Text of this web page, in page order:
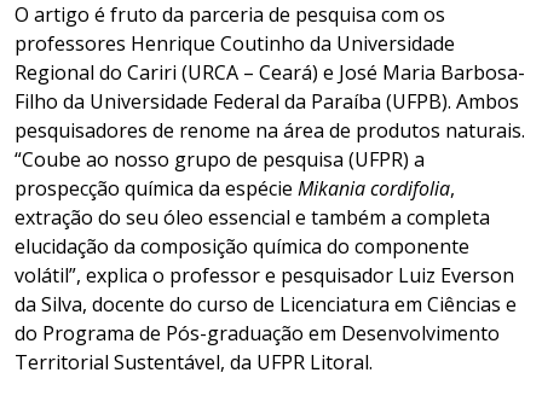
O artigo é fruto da parceria de pesquisa com os
professores Henrique Coutinho da Universidade
Regional do Cariri (URCA – Ceará) e José Maria Barbosa-
Filho da Universidade Federal da Paraíba (UFPB). Ambos
pesquisadores de renome na área de produtos naturais.
“Coube ao nosso grupo de pesquisa (UFPR) a
prospecção química da espécie Mikania cordifolia,
extração do seu óleo essencial e também a completa
elucidação da composição química do componente
volátil”, explica o professor e pesquisador Luiz Everson
da Silva, docente do curso de Licenciatura em Ciências e
do Programa de Pós-graduação em Desenvolvimento
Territorial Sustentável, da UFPR Litoral.